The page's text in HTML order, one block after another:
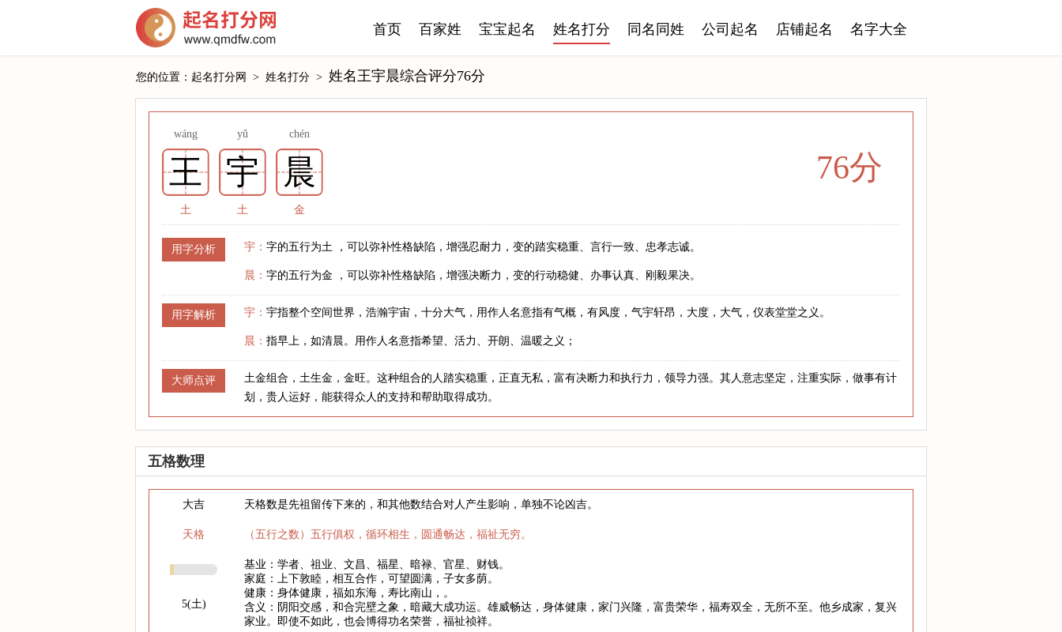
首页 百家姓 宝宝起名 姓名打分 同名同姓 公司起名 店铺起名 名字大全
您的位置： 起名打分网 > 姓名打分 > 姓名王宇晨综合评分76分
wáng yǔ chén
王 宇 晨
土 土 金
76分
用字分析 宇： 字的五行为土 ，可以弥补性格缺陷，增强忍耐力，变的踏实稳重、言行一致、忠孝志诚。
晨： 字的五行为金 ，可以弥补性格缺陷，增强决断力，变的行动稳健、办事认真、刚毅果决。
用字解析 宇： 宇指整个空间世界，浩瀚宇宙，十分大气，用作人名意指有气概，有风度，气宇轩昂，大度，大气，仪表堂堂之义。
晨： 指早上，如清晨。用作人名意指希望、活力、开朗、温暖之义；
大师点评
土金组合，土生金，金旺。这种组合的人踏实稳重，正直无私，富有决断力和执行力，领导力强。其人意志坚定，注重实际，做事有计
划，贵人运好，能获得众人的支持和帮助取得成功。
五格数理
大吉
天格
5(土)
天格数是先祖留传下来的，和其他数结合对人产生影响，单独不论凶吉。
（五行之数）五行俱权，循环相生，圆通畅达，福祉无穷。
基业：学者、祖业、文昌、福星、暗禄、官星、财钱。
家庭：上下敦睦，相互合作，可望圆满，子女多荫。
健康：身体健康，福如东海，寿比南山，。
含义：阴阳交感，和合完壁之象，暗藏大成功运。雄威畅达，身体健康，家门兴隆，富贵荣华，福寿双全，无所不至。他乡成家，复兴
家业。即使不如此，也会博得功名荣誉，福祉祯祥。